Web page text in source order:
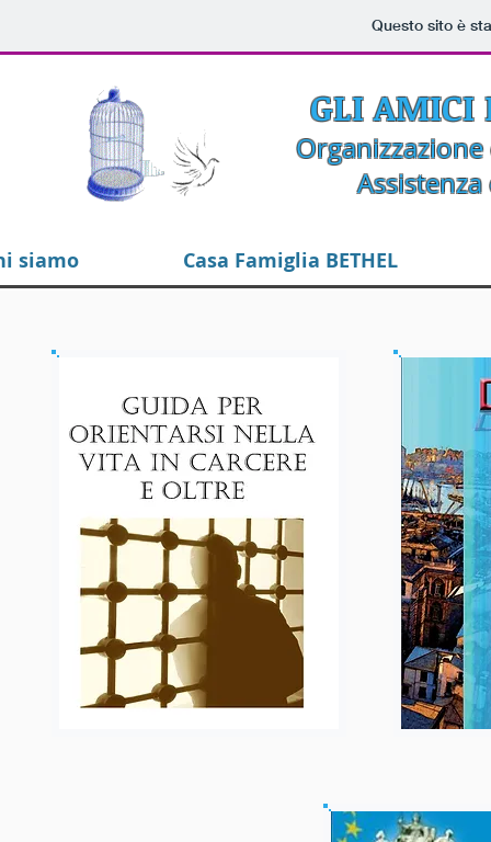
Questo sito è
GLI AMICI
siamo Casa Famiglia BETHEL